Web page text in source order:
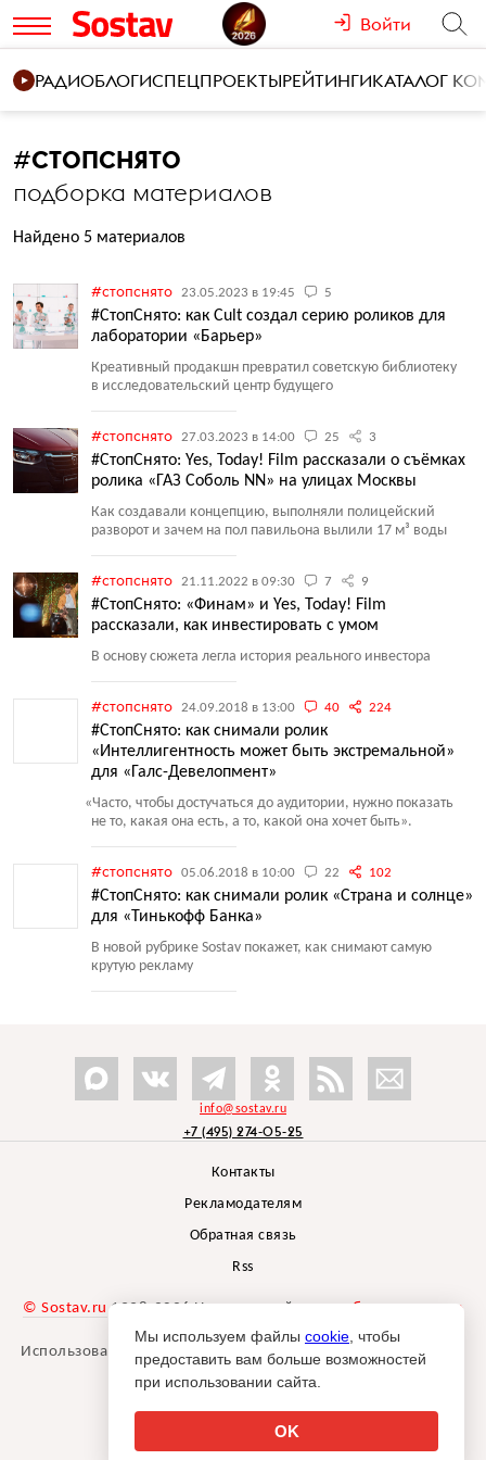
Войти
РАДИОБЛОГИСПЕЦПРОЕКТЫРЕЙТИНГИКАТАЛОГ
#СТОПСНЯТО
подборка материалов
Найдено 5 материалов
#стопснято 23.05.2023 в 19:45 5
#СтопСнято: как Cult создал серию роликов для
лаборатории «Барьер»
Креативный продакшн превратил советскую библиотеку
в исследовательский центр будущего
#стопснято 27.03.2023 в 14:00 25 3
#СтопСнято: Yes, Today! Film рассказали о съёмках
ролика «ГАЗ Соболь NN» на улицах Москвы
Как создавали концепцию, выполняли полицейский
разворот и зачем на пол павильона вылили 17 м³ воды
#стопснято 21.11.2022 в 09:30 7 9
#СтопСнято: «Финам» и Yes, Today! Film
рассказали, как инвестировать с умом
В основу сюжета легла история реального инвестора
#стопснято 24.09.2018 в 13:00 40 224
#СтопСнято: как снимали ролик
«Интеллигентность может быть экстремальной»
для «Галс-Девелопмент»
«Часто, чтобы достучаться до аудитории, нужно показать
не то, какая она есть, а то, какой она хочет быть».
#стопснято 05.06.2018 в 10:00 22 102
#СтопСнято: как снимали ролик «Страна и солнце»
для «Тинькофф Банка»
В новой рубрике Sоstav покажет, как снимают самую
крутую рекламу
info@sostav.ru
+7 (495) 274-05-25
Контакты
Рекламодателям
Обратная связь
Rss
© Sostav.ru 1998-2026 Независимый проектбрендингового
агентства Depot
Использование материалов Sostav.ru допустимо только при
указании источника.
Мы используем файлы cookie , чтобы
предоставить вам больше возможностей
при использовании сайта.
OK